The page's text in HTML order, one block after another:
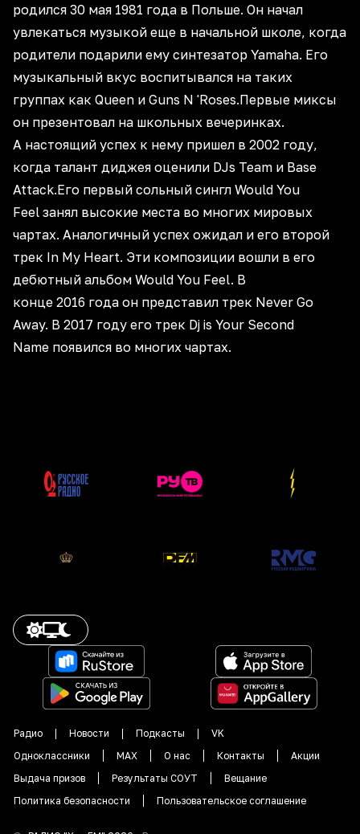
родился 30 мая 1981 года в Польше. Он начал
увлекаться музыкой еще в начальной школе, когда
родители подарили ему синтезатор Yamaha. Его
музыкальный вкус воспитывался на таких
группах как Queen и Guns N 'Roses.Первые миксы
он презентовал на школьных вечеринках.
А настоящий успех к нему пришел в 2002 году,
когда талант диджея оценили DJs Team и Base
Attack.Его первый сольный сингл Would You
Feel занял высокие места во многих мировых
чартах. Аналогичный успех ожидал и его второй
трек In My Heart. Эти композиции вошли в его
дебютный альбом Would You Feel. В
конце 2016 года он представил трек Never Go
Away. В 2017 году его трек Dj is Your Second
Name появился во многих чартах.
Радио Новости Подкасты
VK
Одноклассники
MAX О нас Контакты
Акции
Выдача призов
Результаты СОУТ
Вещание
Политика безопасности
Пользовательское соглашение